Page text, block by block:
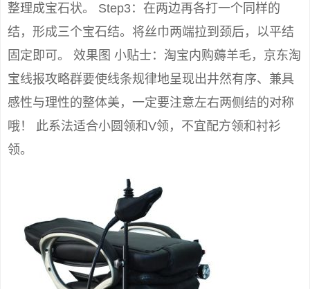
整理成宝石状。 Step3：在两边再各打一个同样的
结，形成三个宝石结。将丝巾两端拉到颈后，以平结
固定即可。 效果图 小贴士：淘宝内购薅羊毛，京东淘
宝线报攻略群要使线条规律地呈现出井然有序、兼具
感性与理性的整体美，一定要注意左右两侧结的对称
哦！ 此系法适合小圆领和V领，不宜配方领和衬衫
领。